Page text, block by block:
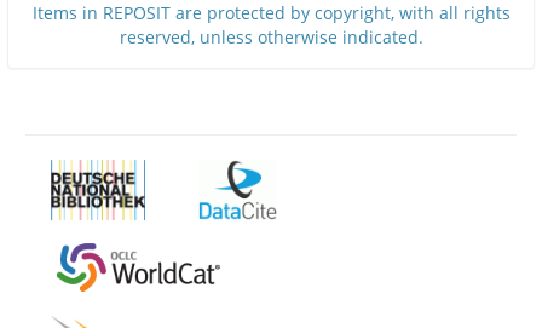
Items in REPOSIT are protected by copyright, with all rights
reserved, unless otherwise indicated.